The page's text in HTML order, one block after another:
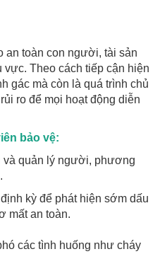
an toàn con người, tài sản
vực. Theo cách tiếp cận hiện
gác mà còn là quá trình chủ
ro để mọi hoạt động diễn
bảo vệ:
và quản lý người, phương
kỳ để phát hiện sớm dấu
mất an toàn.
các tình huống như cháy